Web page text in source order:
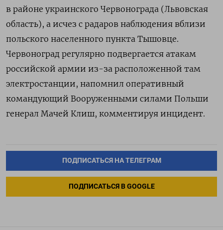
в районе украинского Червонограда (Львовская
область), а исчез с радаров наблюдения вблизи
польского населенного пункта Тышовце.
Червоноград регулярно подвергается атакам
российской армии из-за расположенной там
электростанции, напомнил оперативный
командующий Вооруженными силами Польши
генерал Мачей Клиш, комментируя инцидент.
ПОДПИСАТЬСЯ НА ТЕЛЕГРАМ
ПОДПИСАТЬСЯ В GOOGLE